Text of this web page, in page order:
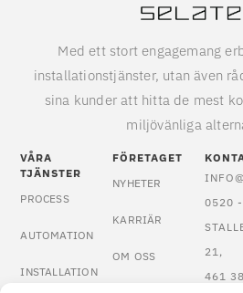
Med ett stort engagemang
installationstjänster, utan även
sina kunder att hitta de mest
miljövänliga
VÅRA
TJÄNSTER
PROCESS
AUTOMATION
INSTALLATION
FÖRETAGET
NYHETER
KARRIÄR
OM OSS
0520
21,
461 38